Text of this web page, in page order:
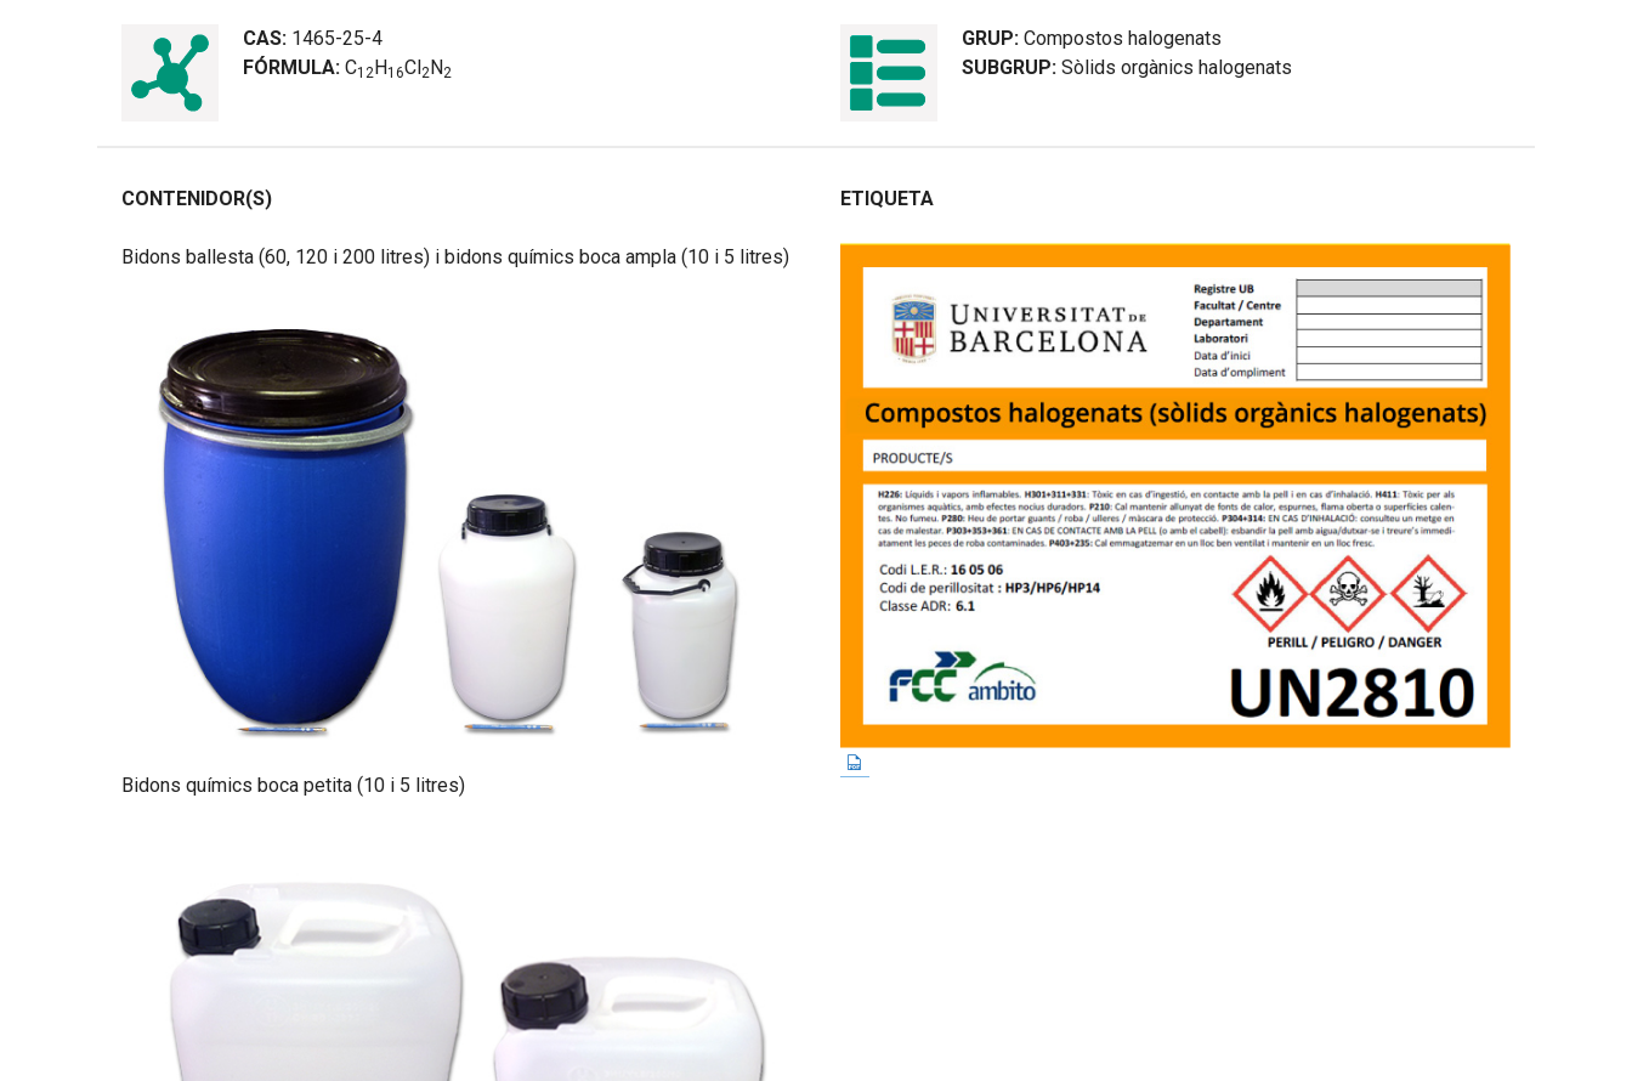
CAS: 1465-25-4
FÓRMULA: C1 2 H 1 6Cl 2 N2
GRUP: Compostos halogenats
SUBGRUP: Sòlids orgànics halogenats
CONTENIDOR(S)
Bidons ballesta (60, 120 i 200 litres) i bidons químics boca ampla (10 i 5 litres)
Bidons químics boca petita (10 i 5 litres)
ETIQUETA